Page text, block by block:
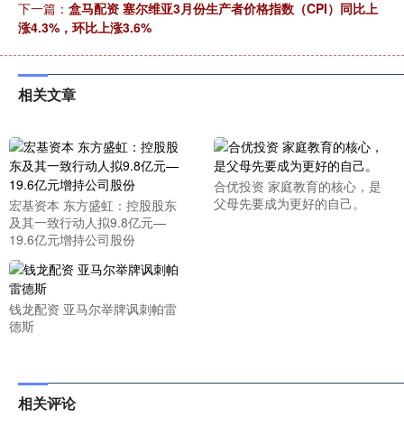
下一篇： 盒马配资 塞尔维亚3月份生产者价格指数（CPI）同比上
涨4.3%，环比上涨3.6%
相关文章
宏基资本 东方盛虹：控股股东
及其一致行动人拟9.8亿元—
19.6亿元增持公司股份
合优投资 家庭教育的核心，是
父母先要成为更好的自己。
钱龙配资 亚马尔举牌讽刺帕雷
德斯
相关评论